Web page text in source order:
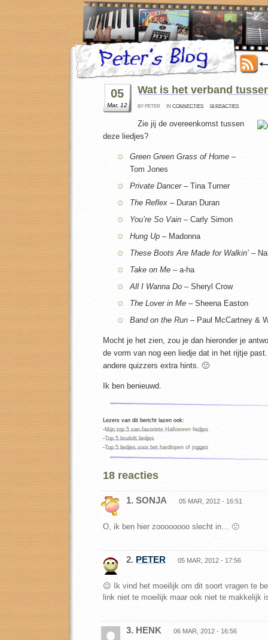
05
Mar, 12
Wat is het verband
BY PETER IN CONNECTIES 18 REACTIES
Zie jij de overeenkomst tussen
deze liedjes?
Green Green Grass of Home –
Tom Jones
Private Dancer– Tina Turner
The Reflex – Duran Duran
You’re So Vain – Carly Simon
Hung Up – Madonna
These Boots Are Made for Walkin’ –
Take on Me – a-ha
All I Wanna Do – Sheryl Crow
The Lover in Me – Sheena Easton
Band on the Run – Paul McCartney &
Mocht je het zien, zou je dan hieronder je
de vorm van nog een liedje dat in het rijtje
andere quizzers extra hints. 🙂
Ik ben benieuwd.
Lezers van dit bericht lazen ook:
-Mijn top 5 van favoriete Halloween liedjes
-Top 5 bruiloft liedjes
-Top 5 liedjes voor het hardlopen of joggen
18 reacties
1. SONJA 05 MAR, 2012 - 16:51
O, ik ben hier zoooooooo slecht in… 🙁
2. PETER 05 MAR, 2012 - 17:56
😐 Ik vind het moeilijk om dit soort vragen te
link niet te moeilijk maar ook niet te makkelijk
3. HENK 06 MAR, 2012 - 16:56